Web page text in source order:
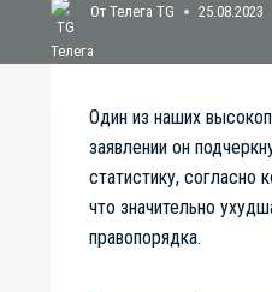
От Телега TG 25.08.2023
Один из наших
заявлении он
статистику, согласно
что значительно
правопорядка.